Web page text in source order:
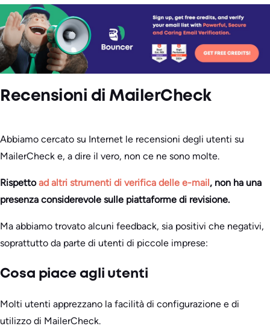
Recensioni di MailerCheck
Abbiamo cercato su Internet le recensioni degli utenti su
MailerCheck e, a dire il vero, non ce ne sono molte.
Rispettoad altri strumenti di verifica delle e-mail , non ha una
presenza considerevole sulle piattaforme di revisione.
Ma abbiamo trovato alcuni feedback, sia positivi che negativi,
soprattutto da parte di utenti di piccole imprese:
Cosa piace agli utenti
Molti utenti apprezzano la facilità di configurazione e di
utilizzo di MailerCheck.